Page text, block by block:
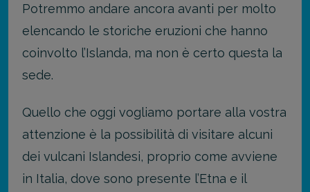
Potremmo andare ancora avanti per molto
elencando le storiche eruzioni che hanno
coinvolto l’Islanda, ma non è certo questa la
sede.
Quello che oggi vogliamo portare alla vostra
attenzione è la possibilità di visitare alcuni
dei vulcani Islandesi, proprio come avviene
in Italia, dove sono presente l’Etna e il